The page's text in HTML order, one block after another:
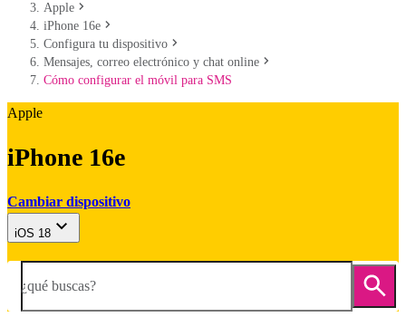
Apple
iPhone 16e
Configura tu dispositivo
Mensajes, correo electrónico y chat online
Cómo configurar el móvil para SMS
Apple
iPhone 16e
Cambiar dispositivo
iOS 18
¿qué buscas?